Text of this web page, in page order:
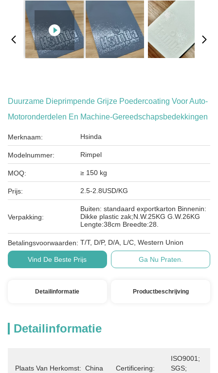
Duurzame Dieprimpende Grijze Poedercoating Voor Auto-
Motoronderdelen En Machine-Gereedschapsbedekkingen
Merknaam: Hsinda
Modelnummer: Rimpel
MOQ: ≥ 150 kg
Prijs: 2.5-2.8USD/KG
Verpakking:
Buiten: standaard exportkarton Binnenin:
Dikke plastic zak;N.W.25KG G.W.26KG
Lengte:38cm Breedte:28.
Betalingsvoorwaarden: T/T, D/P, D/A, L/C, Western Union
Vind De Beste Prijs Ga Nu Praten.
Detailinformatie Productbeschrijving
Detailinformatie
Plaats Van Herkomst: China Certificering:
ISO9001;
SGS;